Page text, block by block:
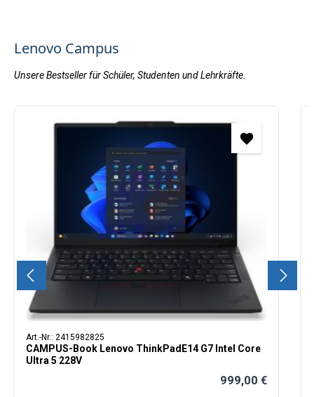
Lenovo Campus
Unsere Bestseller für Schüler, Studenten und Lehrkräfte.
Art.-Nr.: 2415982825
CAMPUS-Book Lenovo ThinkPadE14 G7 Intel Core
Ultra 5 228V
Regulärer Preis:
999,00 €